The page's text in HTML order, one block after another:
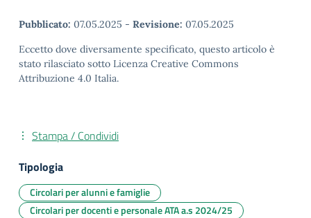
Pubblicato: 07.05.2025 - Revisione: 07.05.2025
Eccetto dove diversamente specificato, questo articolo è
stato rilasciato sotto Licenza Creative Commons
Attribuzione 4.0 Italia.
Stampa / Condividi
Tipologia
Circolari per alunni e famiglie
Circolari per docenti e personale ATA a.s 2024/25